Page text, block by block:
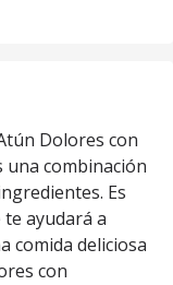
Dolores con
una combinación
Es
ayudará a
comida deliciosa
con